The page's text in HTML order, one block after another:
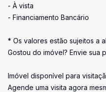
- À vista
- Financiamento Bancário
* Os valores estão sujeitos a
Gostou do imóvel? Envie sua
Imóvel disponível para
Agende uma visita agora